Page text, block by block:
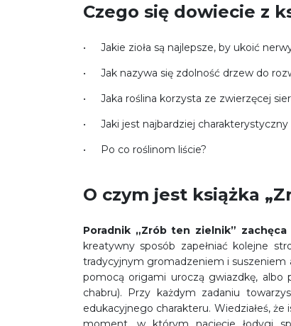
Czego się dowiecie z
Jakie zioła są najlepsze, by ukoić
Jak nazywa się zdolność drzew do
Jaka roślina korzysta ze zwierzęcej
Jaki jest najbardziej
Po co roślinom liście?
O czym jest książka
Poradnik „Zrób ten zielnik”
kreatywny sposób zapełniać kolejne
tradycyjnym gromadzeniem i suszeniem
pomocą origami uroczą gwiazdkę, albo
chabru). Przy każdym zadaniu
edukacyjnego charakteru. Wiedziałeś, że